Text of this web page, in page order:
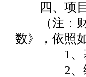
四、项目
（注：财
数》，依照
1、基础
2、编制